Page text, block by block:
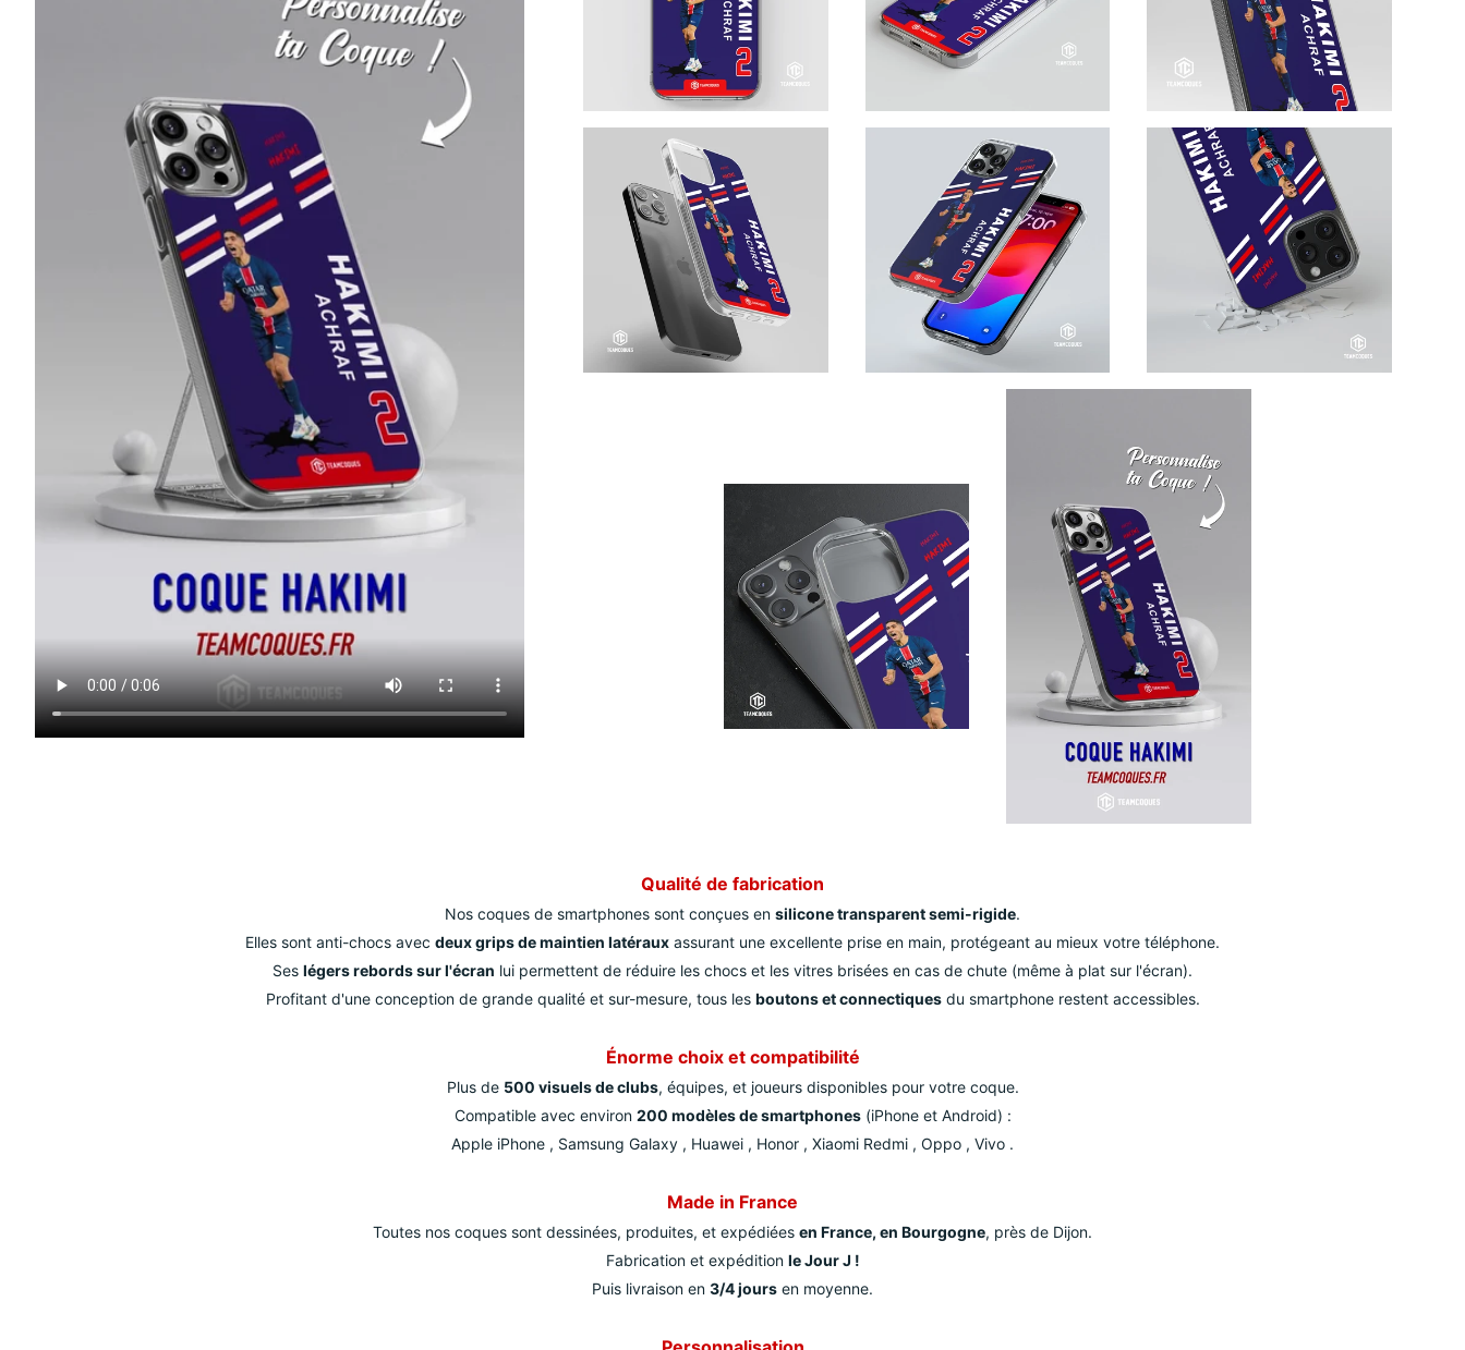
Qualité de fabrication
Nos coques de smartphones sont conçues en silicone transparent semi-rigide.
Elles sont anti-chocs avec deux grips de maintien latéraux assurant une excellente prise en main, protégeant au mieux votre téléphone.
Ses légers rebords sur l'écran lui permettent de réduire les chocs et les vitres brisées en cas de chute (même à plat sur l'écran).
Profitant d'une conception de grande qualité et sur-mesure, tous les boutons et connectiquesdu smartphone restent accessibles.
Énorme choix et compatibilité
Plus de 500 visuels de clubs, équipes, et joueurs disponibles pour votre coque.
Compatible avec environ 200 modèles de smartphones(iPhone et Android) :
Apple iPhone , Samsung Galaxy , Huawei , Honor , Xiaomi Redmi , Oppo , Vivo .
Made in France
Toutes nos coques sont dessinées, produites, et expédiées en France, en Bourgogne, près de Dijon.
Fabrication et expédition le Jour J !
Puis livraison en 3/4 jours en moyenne.